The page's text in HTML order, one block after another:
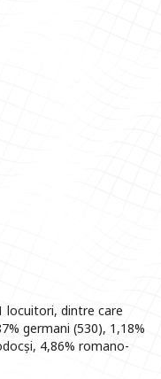
locuitori, dintre care
germani (530), 1,18%
4,86% romano-